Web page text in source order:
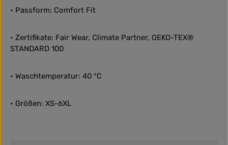
• Passform: Comfort Fit
• Zertifikate: Fair Wear, Climate Partner, OEKO-TEX®
STANDARD 100
• Waschtemperatur: 40 °C
• Größen: XS-6XL